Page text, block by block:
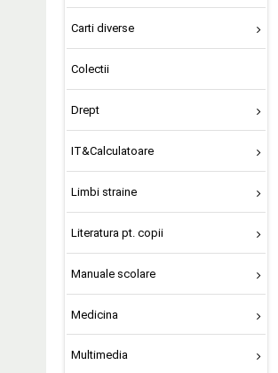
Carti diverse
Colectii
Drept
IT&Calculatoare
Limbi straine
Literatura pt. copii
Manuale scolare
Medicina
Multimedia